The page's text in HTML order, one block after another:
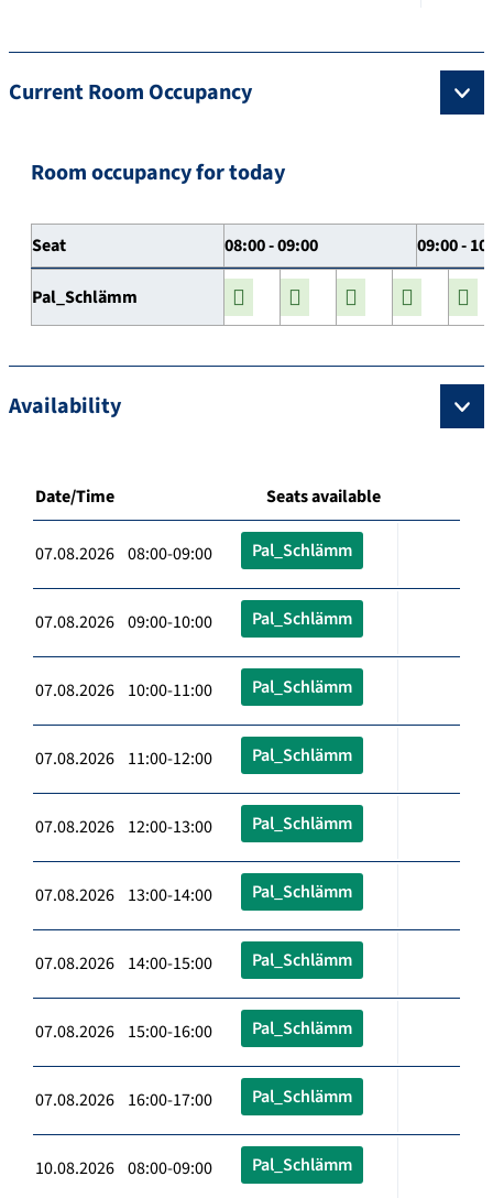
Current Room Occupancy
Room occupancy for today
Seat 08:00 - 09:00 09:00 -
Pal_Schlämm
Availability
Date/Time Seats available
07.08.2026 08:00-09:00 Pal_Schlämm
07.08.2026 09:00-10:00 Pal_Schlämm
07.08.2026 10:00-11:00 Pal_Schlämm
07.08.2026 11:00-12:00 Pal_Schlämm
07.08.2026 12:00-13:00 Pal_Schlämm
07.08.2026 13:00-14:00 Pal_Schlämm
07.08.2026 14:00-15:00 Pal_Schlämm
07.08.2026 15:00-16:00 Pal_Schlämm
07.08.2026 16:00-17:00 Pal_Schlämm
10.08.2026 08:00-09:00 Pal_Schlämm